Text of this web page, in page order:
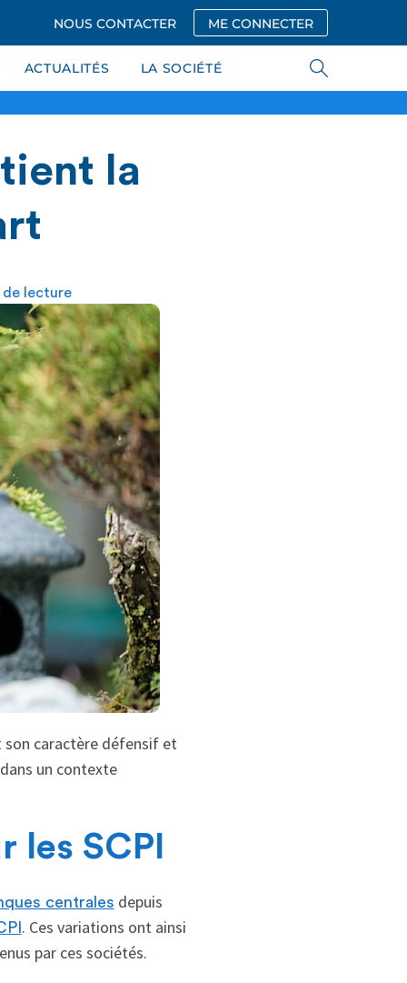
NOUS CONTACTER ME CONNECTER
ACTUALITÉS LA SOCIÉTÉ
la
de lecture
son caractère défensif et
un contexte
SCPI
centrales depuis
. Ces variations ont ainsi
par ces sociétés.